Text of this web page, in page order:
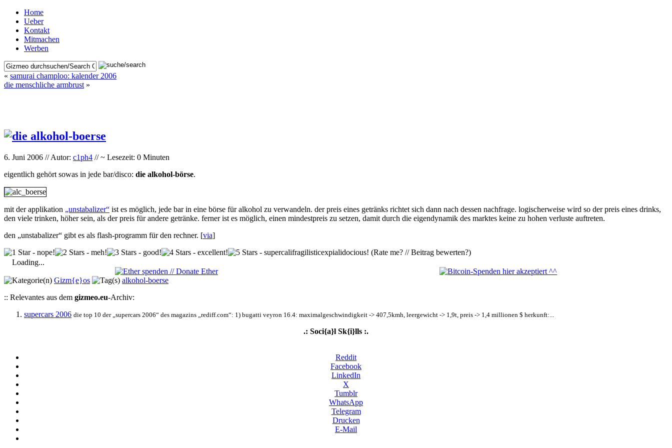
Home
Ueber
Kontakt
Mitmachen
Werben
« samurai champloo: kalender 2006
die menschliche armbrust »
6. Juni 2006 // Autor: c1ph4 // ~ Lesezeit: 0 Minuten
eigentlich gehört sowas in jede bar/disco: die alkohol-börse.
mit der applikation „unstabalizer“ ist es möglich, jede bar in eine börse für alkohol zu verwandeln. der preis eines getränks richtet sich dann nach dessen nachfrage. logischerweise wird so der preis eines drinks,
den viele trinken, höher sein, als der preis für andere getränke. ferner ist es möglich, einen mindestpreis zu setzen, damit durch die eigendynamik des marktes keine zu hohen verluste auftreten.
den „unstabalizer“ gibt es als flash-programm für den rechner. [via]
(Rate me? // Beitrag bewerten?)
Loading...
Gizm{e}os
alkohol-boerse
:: Relevantes aus dem gizmeo.eu-Archiv:
supercars 2006 die top 10 der „supercars 2006“ des magazins „rediff.com“: 1) bugatti veyron 16.4: maximalgeschwindigkeit -> 407,5kmh, leergewicht -> 1,9t, preis -> 1,4 millionen $ herkunft:...
.: Soci{a}l Sk{i}lls :.
Reddit
Facebook
LinkedIn
X
Tumblr
WhatsApp
Telegram
Drucken
E-Mail